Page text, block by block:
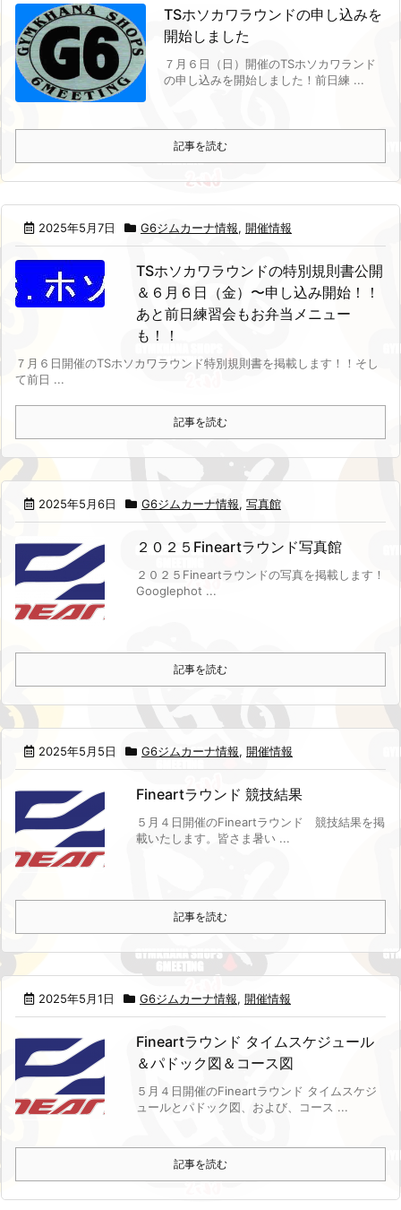
TSホソカワラウンドの申し込みを
開始しました
７月６日（日）開催のTSホソカワランド
の申し込みを開始しました！ 前日練 ...
記事を読む
2025年5月7日 G6ジムカーナ情報, 開催情報
TSホソカワラウンドの特別規則書公開
＆６月６日（金）〜申し込み開始！！
あと前日練習会もお弁当メニュー
も！！
７月６日開催のTSホソカワラウンド特別規則書を掲載します！！ そし
て前日 ...
記事を読む
2025年5月6日 G6ジムカーナ情報, 写真館
２０２５Fineartラウンド写真館
２０２５Fineartラウンドの写真を掲載します！
Googlephot ...
記事を読む
2025年5月5日 G6ジムカーナ情報, 開催情報
Fineartラウンド 競技結果
５月４日開催のFineartラウンド 競技結果を掲
載いたします。 皆さま暑い ...
記事を読む
2025年5月1日 G6ジムカーナ情報, 開催情報
Fineartラウンド タイムスケジュール
＆パドック図＆コース図
５月４日開催のFineartラウンド タイムスケジ
ュールとパドック図、および、コース ...
記事を読む